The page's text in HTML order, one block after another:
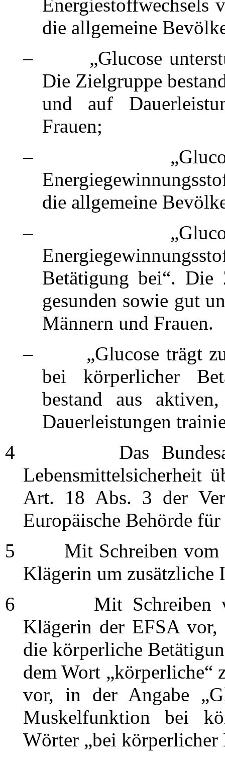
Energiestoffwechsels
die allgemeine
– „Glucose
Die Zielgruppe
und auf
Frauen;
– „Glucose
die allgemeine
– „Glucose
Betätigung bei“. Die
gesunden sowie gut
Männern und Frauen.
– „Glucose trägt zu
bei körperlicher
bestand aus
Dauerleistungen
4 Das Bundesamt
Lebensmittelsicherheit
Art. 18 Abs. 3 der
Europäische Behörde
5 Mit Schreiben vom
Klägerin um zusätzliche
6 Mit Schreiben
Klägerin der EFSA vor,
die körperliche
dem Wort „körperliche“
vor, in der Angabe
Muskelfunktion bei
Wörter „bei körperlicher